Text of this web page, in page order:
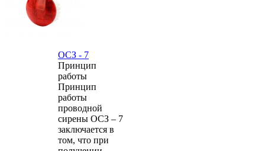
ОСЗ - 7
Принцип
работы
Принцип
работы
проводной
сирены ОСЗ – 7
заключается в
том, что при